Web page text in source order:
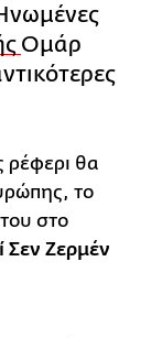
Ομάρ
ρέφερι θα
το
στο
Ζερμέν